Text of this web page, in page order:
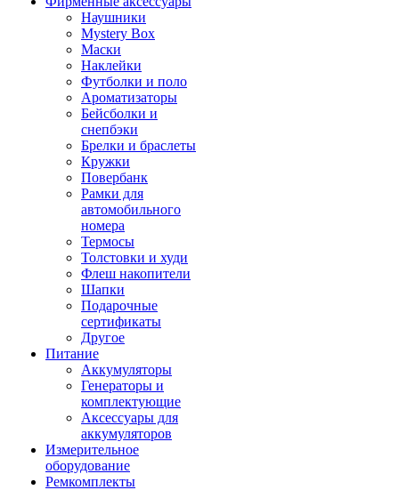
Наушники
Mystery Box
Маски
Наклейки
Футболки и поло
Ароматизаторы
Бейсболки и
снепбэки
Брелки и браслеты
Кружки
Повербанк
Рамки для
автомобильного
номера
Термосы
Толстовки и худи
Флеш накопители
Шапки
Подарочные
сертификаты
Другое
Питание
Аккумуляторы
Генераторы и
комплектующие
Аксессуары для
аккумуляторов
Измерительное
оборудование
Ремкомплекты